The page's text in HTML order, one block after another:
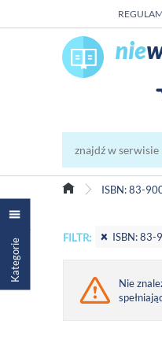
ISBN: 83-
Kategorie FILTR: ISBN:
Nie